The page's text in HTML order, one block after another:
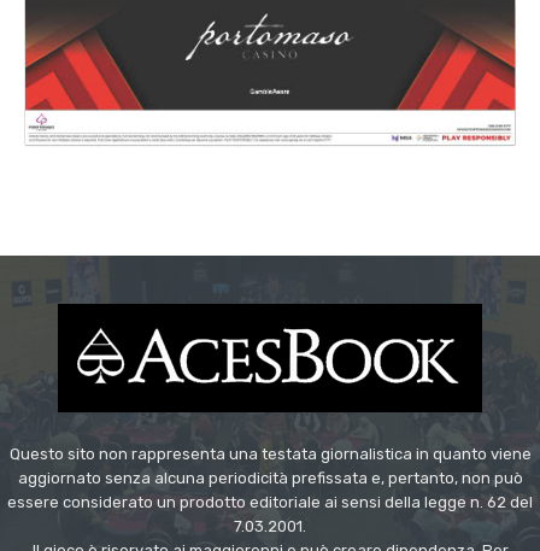
Questo sito non rappresenta una testata giornalistica in quanto viene
aggiornato senza alcuna periodicità prefissata e, pertanto, non può
essere considerato un prodotto editoriale ai sensi della legge n. 62 del
7.03.2001.